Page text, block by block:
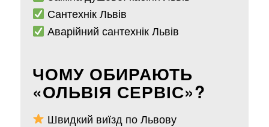
Сантехнік Львів
Аварійний сантехнік Львів
ЧОМУ ОБИРАЮТЬ
«ОЛЬВІЯ СЕРВІС»?
Швидкий виїзд по Львову